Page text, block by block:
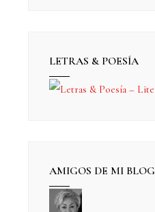
LETRAS & POESÍA
AMIGOS DE MI BLOG